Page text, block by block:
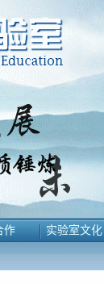
作 实验室文化